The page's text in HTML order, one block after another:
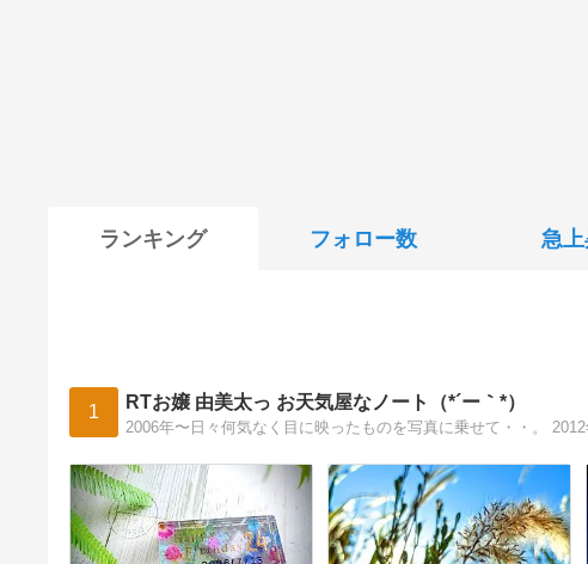
ランキング フォロー数 急
1 RTお嬢 由美太っ お天気屋なノート（*´ー｀*）